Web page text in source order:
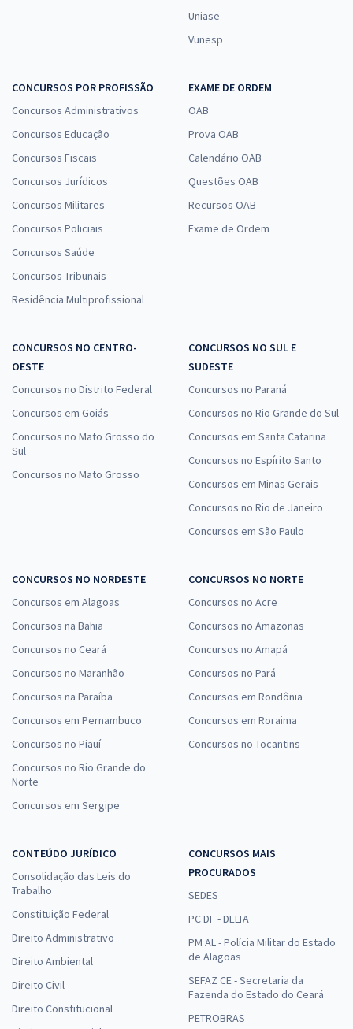
Uniase
Vunesp
CONCURSOS POR PROFISSÃO
Concursos Administrativos
Concursos Educação
Concursos Fiscais
Concursos Jurídicos
Concursos Militares
Concursos Policiais
Concursos Saúde
Concursos Tribunais
Residência Multiprofissional
EXAME DE ORDEM
OAB
Prova OAB
Calendário OAB
Questões OAB
Recursos OAB
Exame de Ordem
CONCURSOS NO CENTRO-
OESTE
Concursos no Distrito Federal
Concursos em Goiás
Concursos no Mato Grosso do
Sul
Concursos no Mato Grosso
CONCURSOS NO SUL E
SUDESTE
Concursos no Paraná
Concursos no Rio Grande do Sul
Concursos em Santa Catarina
Concursos no Espírito Santo
Concursos em Minas Gerais
Concursos no Rio de Janeiro
Concursos em São Paulo
CONCURSOS NO NORDESTE
Concursos em Alagoas
Concursos na Bahia
Concursos no Ceará
Concursos no Maranhão
Concursos na Paraíba
Concursos em Pernambuco
Concursos no Piauí
Concursos no Rio Grande do
Norte
Concursos em Sergipe
CONCURSOS NO NORTE
Concursos no Acre
Concursos no Amazonas
Concursos no Amapá
Concursos no Pará
Concursos em Rondônia
Concursos em Roraima
Concursos no Tocantins
CONTEÚDO JURÍDICO
Consolidação das Leis do
Trabalho
Constituição Federal
Direito Administrativo
Direito Ambiental
Direito Civil
Direito Constitucional
CONCURSOS MAIS
PROCURADOS
SEDES
PC DF - DELTA
PM AL - Polícia Militar do Estado
de Alagoas
SEFAZ CE - Secretaria da
Fazenda do Estado do Ceará
PETROBRAS